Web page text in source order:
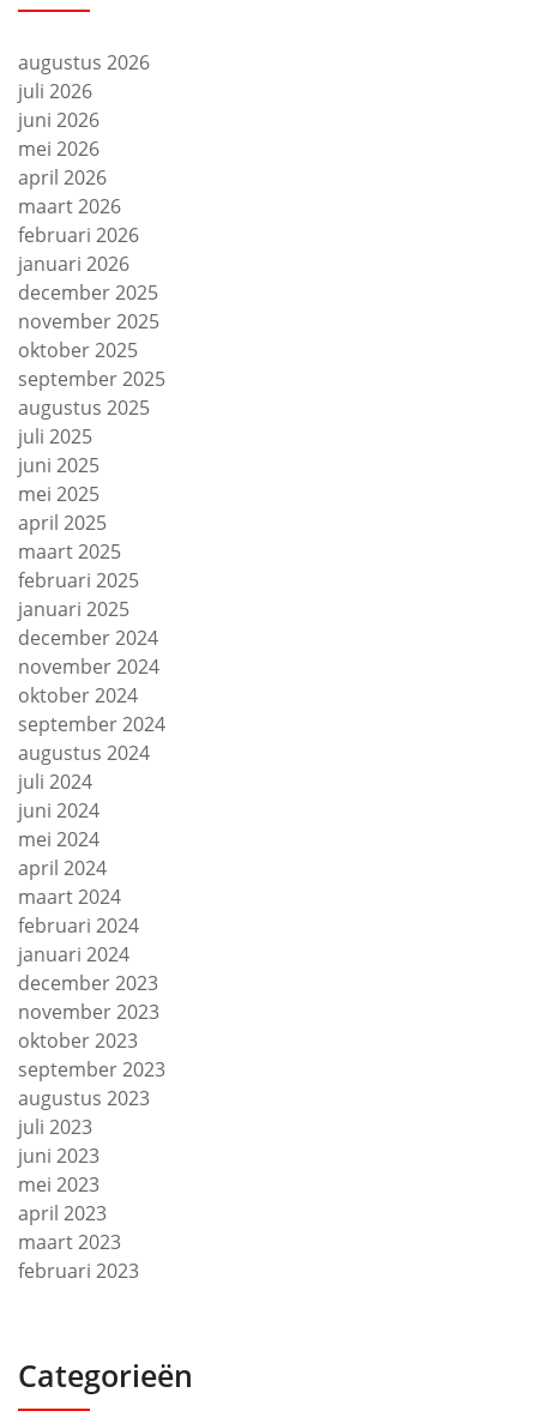
augustus 2026
juli 2026
juni 2026
mei 2026
april 2026
maart 2026
februari 2026
januari 2026
december 2025
november 2025
oktober 2025
september 2025
augustus 2025
juli 2025
juni 2025
mei 2025
april 2025
maart 2025
februari 2025
januari 2025
december 2024
november 2024
oktober 2024
september 2024
augustus 2024
juli 2024
juni 2024
mei 2024
april 2024
maart 2024
februari 2024
januari 2024
december 2023
november 2023
oktober 2023
september 2023
augustus 2023
juli 2023
juni 2023
mei 2023
april 2023
maart 2023
februari 2023
Categorieën